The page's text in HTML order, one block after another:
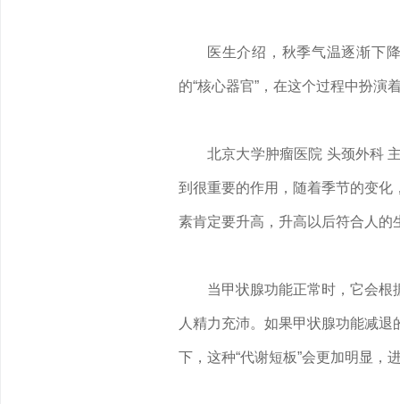
医生介绍，秋季气温逐渐下
的“核心器官”，在这个过程中扮演
北京大学肿瘤医院 头颈外科
到很重要的作用，随着季节的变
素肯定要升高，升高以后符合人的
当甲状腺功能正常时，它会
人精力充沛。如果甲状腺功能减
下，这种“代谢短板”会更加明显，